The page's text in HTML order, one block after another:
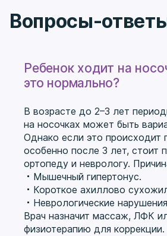
Вопросы-
Ребенок ходит на
это нормально?
В возрасте до 2–3 лет
на носочках может быть
Однако если это происходит
особенно после 3 лет, стоит
ортопеду и неврологу.
Мышечный гипертонус.
Короткое ахиллово
Неврологические
Врач назначит массаж, ЛФК
физиотерапию для коррекции.